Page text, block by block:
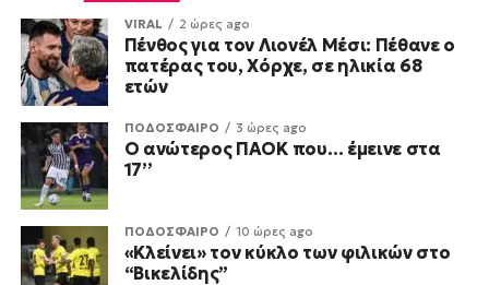
VIRAL 2 ώρες ago
Πένθος για τον Λιονέλ Μέσι: Πέθανε ο
πατέρας του, Χόρχε, σε ηλικία 68
ετών
ΠΟΔΟΣΦΑΙΡΟ 3 ώρες ago
Ο ανώτερος ΠΑΟΚ που… έμεινε στα
17’’
ΠΟΔΟΣΦΑΙΡΟ 10 ώρες ago
«Κλείνει» τον κύκλο των φιλικών στο
“Βικελίδης”